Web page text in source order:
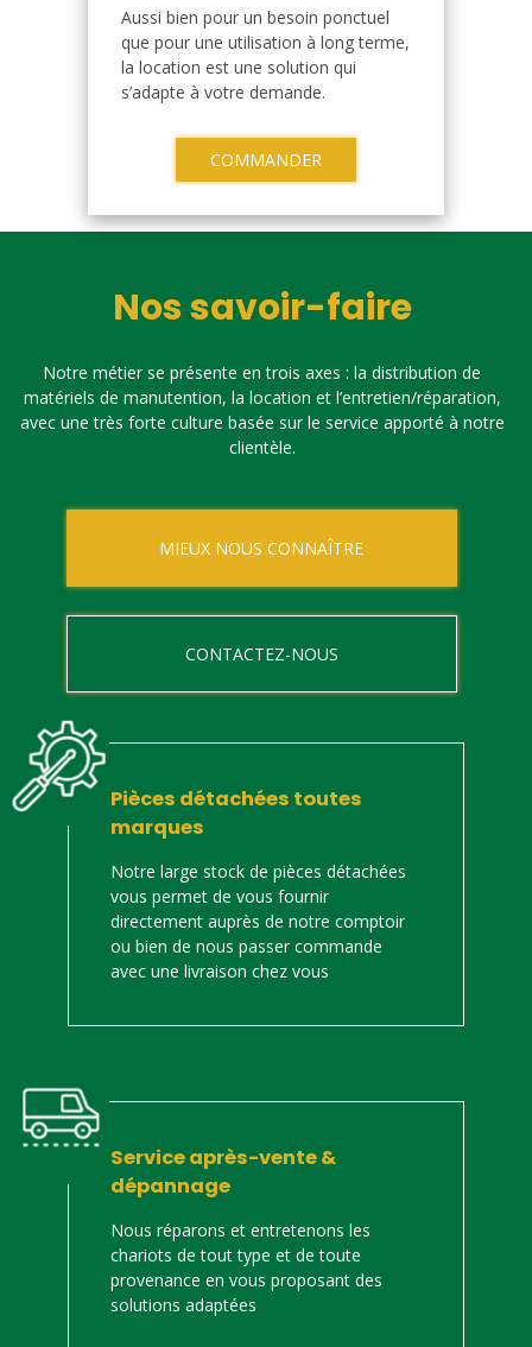
Aussi bien pour un besoin ponctuel
que pour une utilisation à long terme,
la location est une solution qui
s’adapte à votre demande.
COMMANDER
Nos savoir-faire
Notre métier se présente en trois axes : la distribution de
matériels de manutention, la location et l’entretien/réparation,
avec une très forte culture basée sur le service apporté à notre
clientèle.
MIEUX NOUS CONNAÎTRE
CONTACTEZ-NOUS
Pièces détachées toutes
marques
Notre large stock de pièces détachées
vous permet de vous fournir
directement auprès de notre comptoir
ou bien de nous passer commande
avec une livraison chez vous
Service après-vente &
dépannage
Nous réparons et entretenons les
chariots de tout type et de toute
provenance en vous proposant des
solutions adaptées